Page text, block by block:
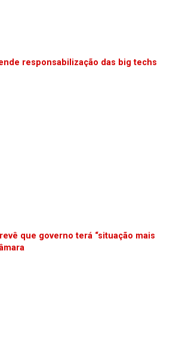
responsabilização das big techs
que governo terá “situação mais